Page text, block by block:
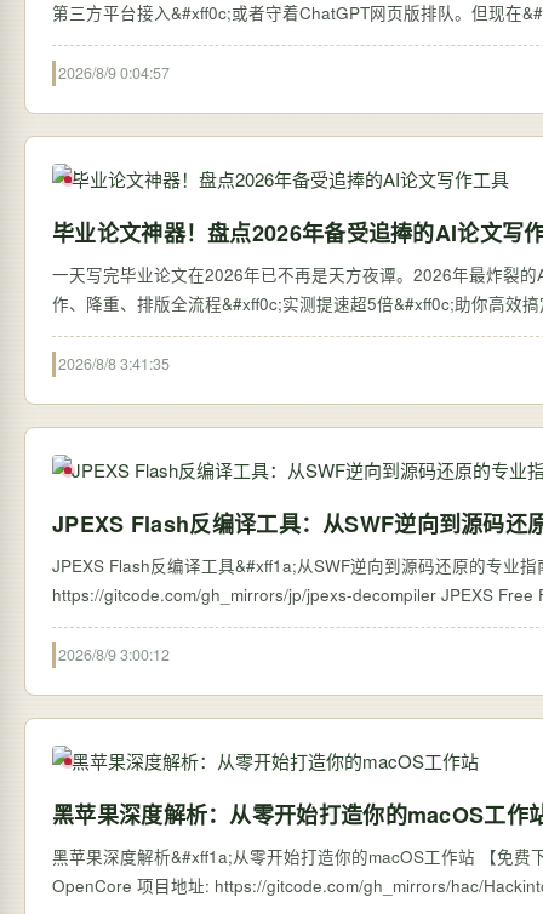
第三方平台接入&#xff0c;或者守着ChatGPT网页版排队。但现在
2026/8/9 0:04:57
毕业论文神器！盘点2026年备受追捧的AI论文写
一天写完毕业论文在2026年已不再是天方夜谭。2026年最炸裂
作、降重、排版全流程&#xff0c;实测提速超5倍&#xff0c;助你高效
2026/8/8 3:41:35
JPEXS Flash反编译工具：从SWF逆向到源码还
JPEXS Flash反编译工具&#xff1a;从SWF逆向到源码还原的专业指南
https://gitcode.com/
2026/8/9 3:00:12
黑苹果深度解析：从零开始打造你的macOS工作
黑苹果深度解析&#xff1a;从零开始打造你的macOS工作站 【免